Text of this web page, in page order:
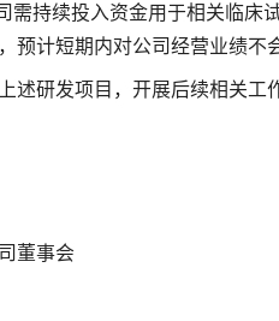
需持续投入资金用于相关临床
预计短期内对公司经营业绩不
述研发项目，开展后续相关工
董事会